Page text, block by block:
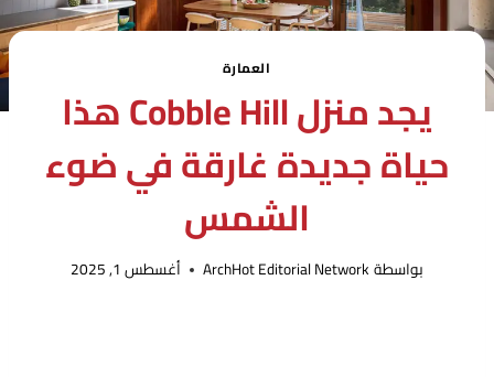
العمارة
يجد منزل Cobble Hill هذا
حياة جديدة غارقة في ضوء
الشمس
بواسطةArchHot Editorial Network أغسطس 1, 2025